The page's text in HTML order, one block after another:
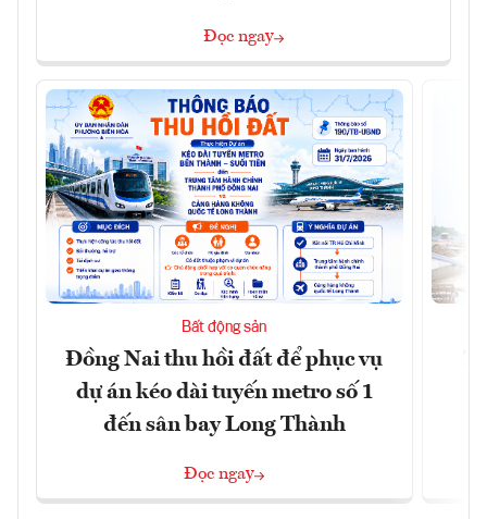
Đọc ngay
Bất động sản
Đồng Nai thu hồi đất để phục vụ
dự án kéo dài tuyến metro số 1
đến sân bay Long Thành
Đọc ngay